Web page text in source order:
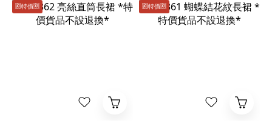
🈹️特價🈹️ 🈹️特價🈹️